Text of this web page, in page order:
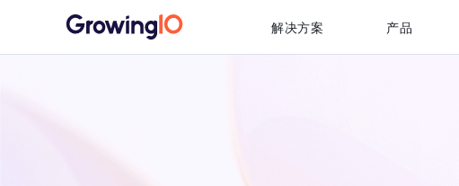
解决方案 产品